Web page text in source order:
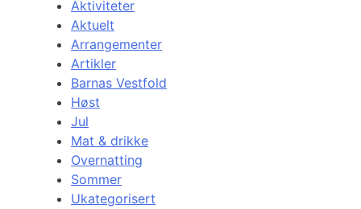
Aktiviteter
Aktuelt
Arrangementer
Artikler
Barnas Vestfold
Høst
Jul
Mat & drikke
Overnatting
Sommer
Ukategorisert